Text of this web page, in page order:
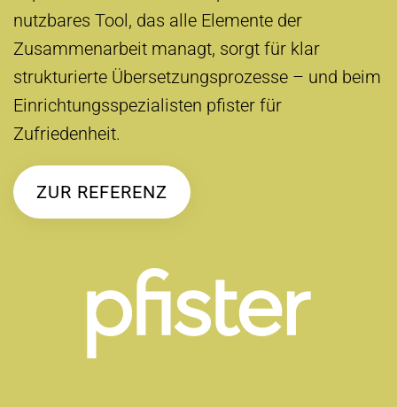
nutzbares Tool, das alle Elemente der
Zusammenarbeit managt, sorgt für klar
strukturierte Übersetzungsprozesse – und beim
Einrichtungsspezialisten pfister für
Zufriedenheit.
ZUR REFERENZ